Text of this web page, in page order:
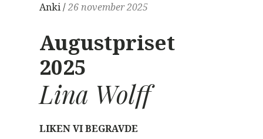
Anki /26 november 2025
Augustpriset
2025
Lina Wolff
LIKEN VI BEGRAVDE